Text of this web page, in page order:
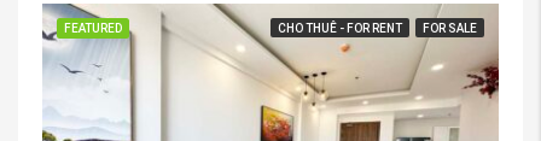
FEATURED CHO THUÊ - FOR RENT FOR SALE